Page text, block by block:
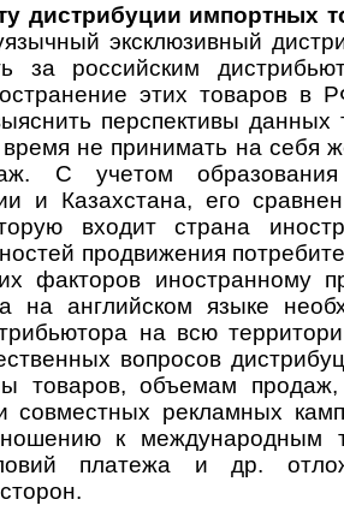
дистрибуции импортных
эксклюзивный
за российским
этих товаров в
перспективы данных
не принимать на себя
С учетом
и Казахстана, его
входит страна
продвижения
факторов иностранному
на английском языке
на всю
вопросов
товаров, объемам продаж,
совместных рекламных
к международным
платежа и др.